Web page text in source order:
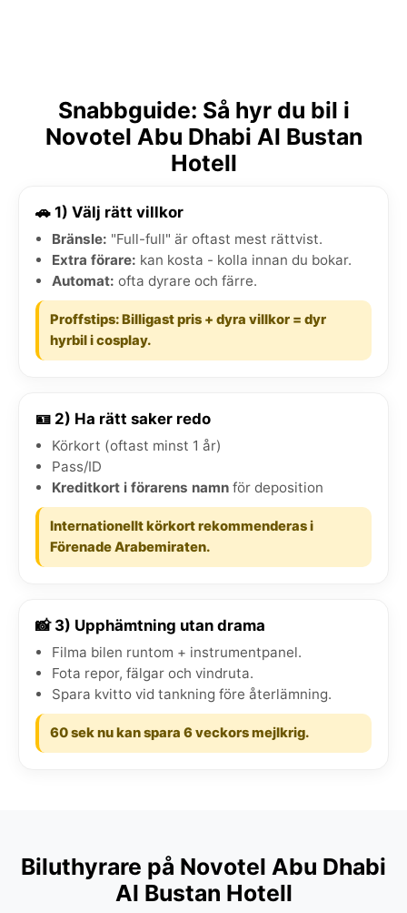
Snabbguide: Så hyr du bil i
Novotel Abu Dhabi Al Bustan
Hotell
🚗 1) Välj rätt villkor
Bränsle: "Full-full" är oftast mest rättvist.
Extra förare: kan kosta - kolla innan du bokar.
Automat: ofta dyrare och färre.
Proffstips: Billigast pris + dyra villkor = dyr
hyrbil i cosplay.
🪪 2) Ha rätt saker redo
Körkort (oftast minst 1 år)
Pass/ID
Kreditkort i förarens namn för deposition
Internationellt körkort rekommenderas i
Förenade Arabemiraten.
📸 3) Upphämtning utan drama
Filma bilen runtom + instrumentpanel.
Fota repor, fälgar och vindruta.
Spara kvitto vid tankning före återlämning.
60 sek nu kan spara 6 veckors mejlkrig.
Biluthyrare på Novotel Abu Dhabi
Al Bustan Hotell